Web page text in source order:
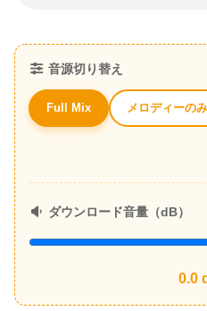
音源切り替え
Full Mix メロディーのみ
ダウンロード音量（dB）
0.0